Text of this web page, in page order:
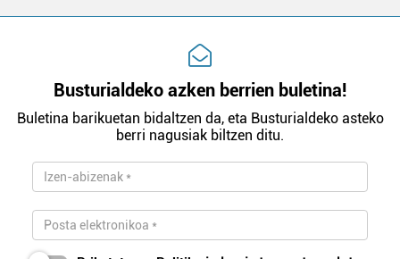
Busturialdeko azken berrien buletina!
Buletina barikuetan bidaltzen da, eta Busturialdeko asteko
berri nagusiak biltzen ditu.